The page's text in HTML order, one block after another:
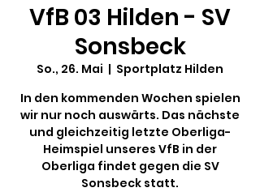
VfB 03 Hilden - SV
Sonsbeck
So., 26. Mai
  |
Sportplatz Hilden
In den kommenden Wochen spielen
wir nur noch auswärts. Das nächste
und gleichzeitig letzte Oberliga-
Heimspiel unseres VfB in der
Oberliga findet gegen die SV
Sonsbeck statt.